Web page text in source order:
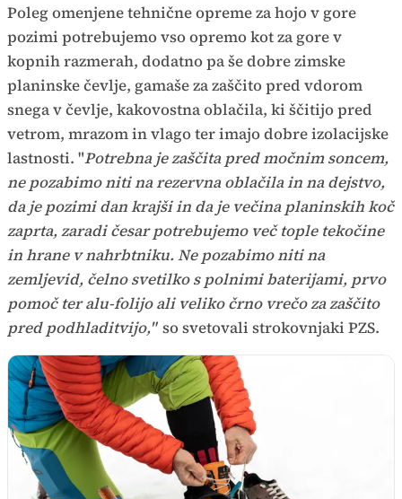
Poleg omenjene tehnične opreme za hojo v gore
pozimi potrebujemo vso opremo kot za gore v
kopnih razmerah, dodatno pa še dobre zimske
planinske čevlje, gamaše za zaščito pred vdorom
snega v čevlje, kakovostna oblačila, ki ščitijo pred
vetrom, mrazom in vlago ter imajo dobre izolacijske
lastnosti. "Potrebna je zaščita pred močnim soncem,
ne pozabimo niti na rezervna oblačila in na dejstvo,
da je pozimi dan krajši in da je večina planinskih koč
zaprta, zaradi česar potrebujemo več tople tekočine
in hrane v nahrbtniku. Ne pozabimo niti na
zemljevid, čelno svetilko s polnimi baterijami, prvo
pomoč ter alu-folijo ali veliko črno vrečo za zaščito
pred podhladitvijo," so svetovali strokovnjaki PZS.